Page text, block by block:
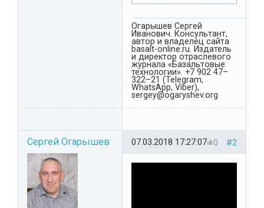
Огарышев Сергей
Иванович. Консультант,
автор и владелец сайта
basalt-online.ru. Издатель
и директор отраслевого
журнала «Базальтовые
технологии». +7 902 47–
322–21 (Telegram,
WhatsApp, Viber),
sergey@ogaryshev.org
Сергей Огарышев #2
0
07.03.2018 17:27:07